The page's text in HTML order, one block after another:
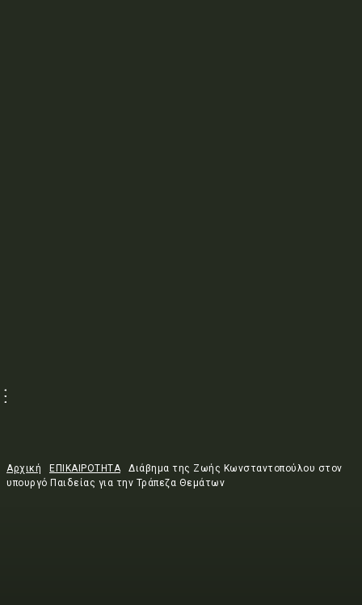
Αρχική ΕΠΙΚΑΙΡΟΤΗΤΑ
Διάβημα της Ζωής Κωνσταντοπούλου στον
υπουργό Παιδείας για την Τράπεζα Θεμάτων